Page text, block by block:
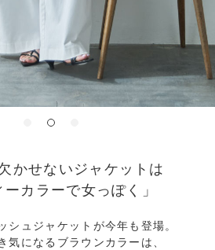
かせないジャケットは
ーカラーで女っぽく」
シュジャケットが今年も登場。
気になるブラウンカラーは、